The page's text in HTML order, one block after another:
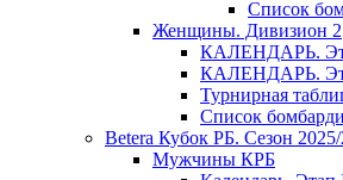
Список
Женщины. Дивизион 2
КАЛЕНДАРЬ.
КАЛЕНДАРЬ.
Турнирная
Список
Betera Кубок РБ. Сезон
Мужчины КРБ